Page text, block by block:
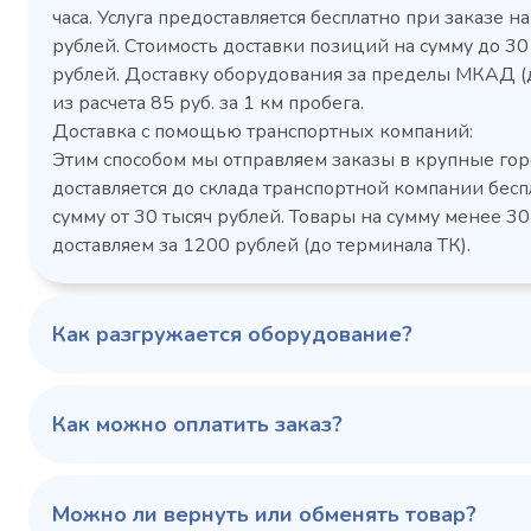
Холодильный шкаф Polair
CM105-G из нержавеющей
стали
Расход
электроэнергии за
сутки, кВт/ч, не
3,5
размеры (Д х Ш х В),
режим, °C
100 343 ₽ ✓ В наличии
TM2-G
Артикул
размеры
мм
Серия
102
часа. Услуга предоставляется бесплатно при заказе
рублей. Стоимость доставки позиций на сумму до
рублей. Доставку оборудования за пределы МКАД
из расчета 85 руб. за 1 км пробега.
Доставка с помощью транспортных компаний:
Этим способом мы отправляем заказы в крупные
доставляется до склада транспортной компании
сумму от 30 тысяч рублей. Товары на сумму менее
доставляем за 1200 рублей (до терминала ТК).
Как разгружается оборудование?
Как можно оплатить заказ?
Можно ли вернуть или обменять товар?